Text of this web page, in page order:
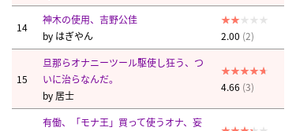
14
神木の使用、吉野公佳
by はぎやん 2.00 (2)
15
旦那らオナニーツール駆使し狂う、つ
いに治らなんだ。
by 居士
4.66 (3)
有働、「モナ王」買って使うオナ、妄